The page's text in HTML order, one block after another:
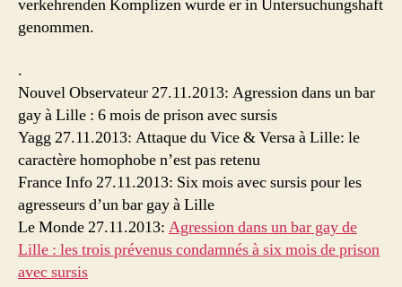
verkehrenden Komplizen wurde er in Untersuchungshaft
genommen.
.
Nouvel Observateur 27.11.2013: Agression dans un bar
gay à Lille : 6 mois de prison avec sursis
Yagg 27.11.2013: Attaque du Vice & Versa à Lille: le
caractère homophobe n’est pas retenu
France Info 27.11.2013: Six mois avec sursis pour les
agresseurs d’un bar gay à Lille
Le Monde 27.11.2013: Agression dans un bar gay de
Lille : les trois prévenus condamnés à six mois de prison
avec sursis